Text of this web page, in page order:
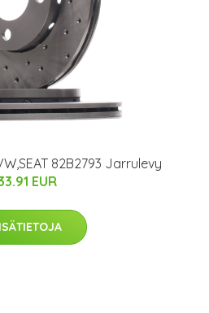
82B2793 Jarrulevy
EUR